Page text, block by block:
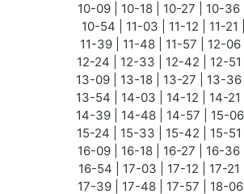
10-09 | 10-18 | 10-27 | 10-36
10-54 | 11-03 | 11-12 | 11-21
11-39 | 11-48 | 11-57 | 12-06
12-24 | 12-33 | 12-42 | 12-
13-09 | 13-18 | 13-27 | 13-
13-54 | 14-03 | 14-12 | 14-
14-39 | 14-48 | 14-57 | 15-
15-24 | 15-33 | 15-42 | 15-
16-09 | 16-18 | 16-27 | 16-36
16-54 | 17-03 | 17-12 | 17-
17-39 | 17-48 | 17-57 | 18-